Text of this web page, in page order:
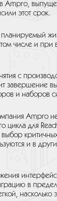
Ampro,
этот срок.
планируемый
числе и при
с
завершение
и наборов
Ampro
цикла для
и в
в
насколько